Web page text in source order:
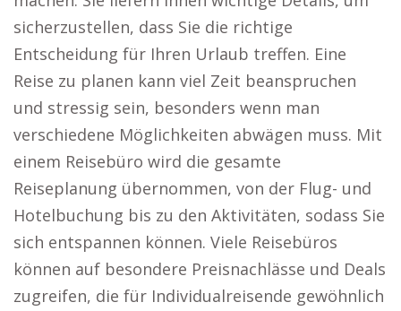
sicherzustellen, dass Sie die richtige
Entscheidung für Ihren Urlaub treffen. Eine
Reise zu planen kann viel Zeit beanspruchen
und stressig sein, besonders wenn man
verschiedene Möglichkeiten abwägen muss. Mit
einem Reisebüro wird die gesamte
Reiseplanung übernommen, von der Flug- und
Hotelbuchung bis zu den Aktivitäten, sodass Sie
sich entspannen können. Viele Reisebüros
können auf besondere Preisnachlässe und Deals
zugreifen, die für Individualreisende gewöhnlich